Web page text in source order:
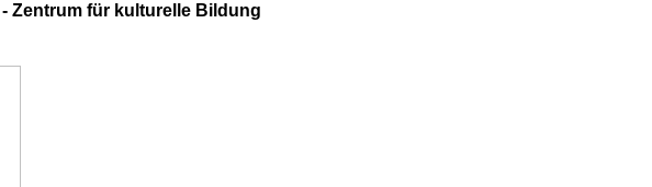
Zentrum für kulturelle Bildung